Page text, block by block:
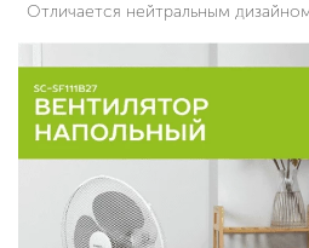
Отличается нейтральным